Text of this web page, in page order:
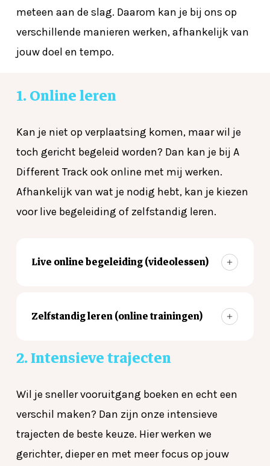
meteen aan de slag. Daarom kan je bij ons op
verschillende manieren werken, afhankelijk van
jouw doel en tempo.
1.Onlineleren
Kan je niet op verplaatsing komen, maar wil je
toch gericht begeleid worden? Dan kan je bij A
Different Track ook online met mij werken.
Afhankelijk van wat je nodig hebt, kan je kiezen
voor live begeleiding of zelfstandig leren.
Live online begeleiding (videolessen)
rechtstreeks tijdens het werken met je
bakrand en draagt draadloze oortjes,
bijsturen. Je krijgt dus dezelfde gerichte
feedback als tijdens een fysieke les.
Ideaal als je:
Zelfstandig leren (online trainingen)
Gratise-book
Wil je eerst begrijpen hoe communicatie
met je paard werkt, zonder meteen 1 op 1
begeleiding? Dan kan je starten met ons
online aanbod.
2.Intensievetrajecten
Wil je sneller vooruitgang boeken en echt een
verschil maken? Dan zijn onze intensieve
trajecten de beste keuze. Hier werken we
gerichter, dieper en met meer focus op jouw